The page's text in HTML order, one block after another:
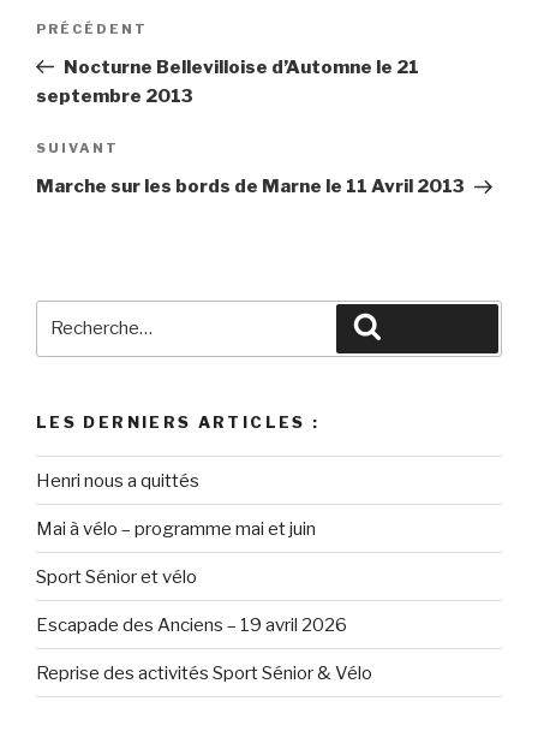
k
PRÉCÉDENT
Nocturne Bellevilloise d’Automne le 21
septembre 2013
SUIVANT
Marche sur les bords de Marne le 11 Avril 2013
LES DERNIERS ARTICLES :
Henri nous a quittés
Mai à vélo – programme mai et juin
Sport Sénior et vélo
Escapade des Anciens – 19 avril 2026
Reprise des activités Sport Sénior & Vélo